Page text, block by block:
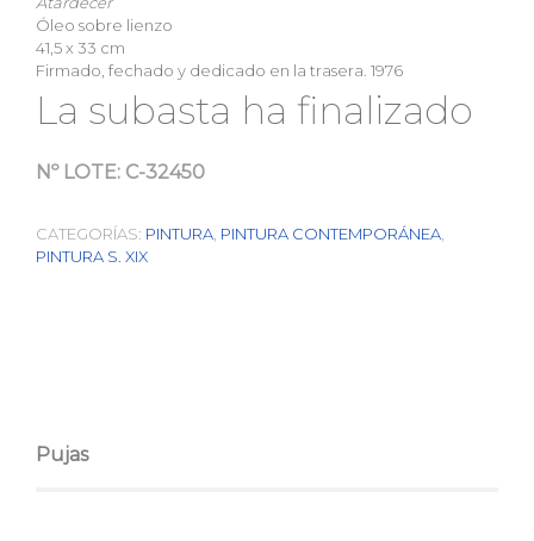
Óleo sobre lienzo
41,5 x 33 cm
Firmado, fechado y dedicado en la trasera. 1976
La subasta ha finalizado
Nº LOTE: C-32450
CATEGORÍAS: PINTURA, PINTURA CONTEMPORÁNEA,
PINTURA S. XIX
Pujas